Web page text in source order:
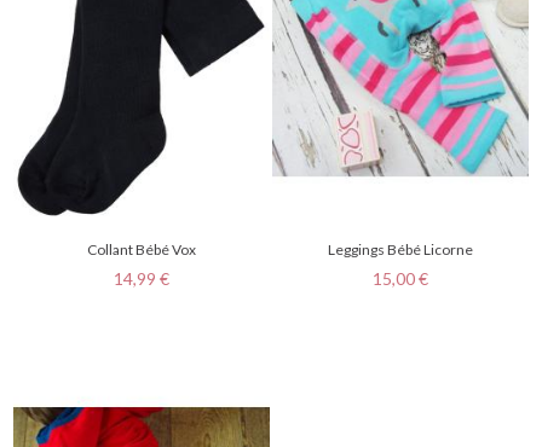
Collant Bébé Vox
Prix
14,99 €
Leggings Bébé Licorne
Prix
15,00 €